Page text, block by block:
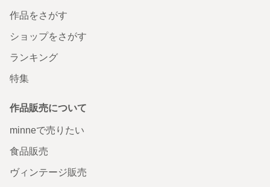
作品をさがす
ショップをさがす
ランキング
特集
作品販売について
minneで売りたい
食品販売
ヴィンテージ販売